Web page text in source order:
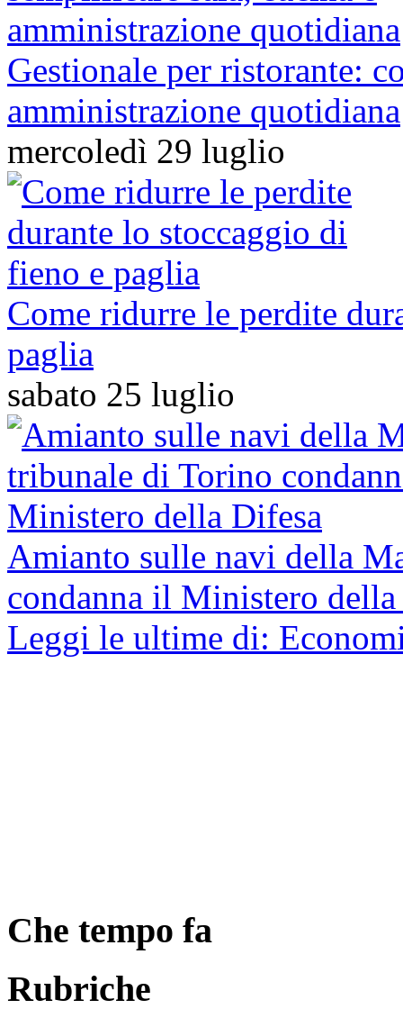
Gestionale per ristorante:
amministrazione quotidiana
mercoledì 29 luglio
Come ridurre le perdite
paglia
sabato 25 luglio
Amianto sulle navi della
condanna il Ministero
Leggi le ultime di:
Che tempo fa
Rubriche